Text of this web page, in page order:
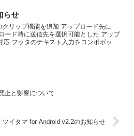
らせ
リップ機能を追加 アップロード先に
ード時に送信先を選択可能とした アップ
応 フッタのテキスト入力をコンボボック
止と影響について
ツイタマ for Android v2.2のお知らせ